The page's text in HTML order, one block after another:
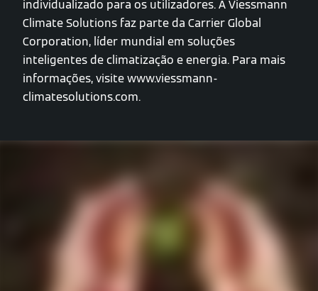
individualizado para os utilizadores. A Viessmann
Climate Solutions faz parte da Carrier Global
Corporation, líder mundial em soluções
inteligentes de climatização e energia. Para mais
informações, visite www.viessmann-
climatesolutions.com.